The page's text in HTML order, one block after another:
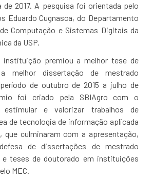
de 2017. A pesquisa foi orientada pelo
Eduardo Cugnasca, do Departamento
Computação e Sistemas Digitais da
da USP.
instituição premiou a melhor tese de
melhor dissertação de mestrado
de outubro de 2015 a julho de
foi criado pela SBIAgro com o
e valorizar trabalhos de
de tecnologia de informação aplicada
que culminaram com a apresentação,
de dissertações de mestrado
teses de doutorado em instituições
MEC.